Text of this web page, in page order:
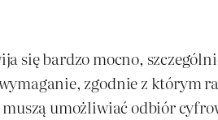
się bardzo mocno,
zgodnie z
umożliwiać odbiór